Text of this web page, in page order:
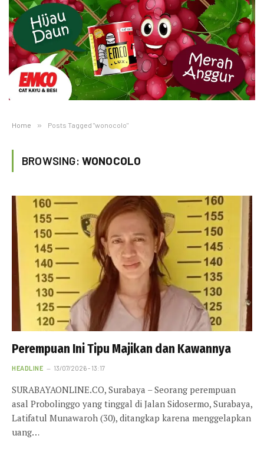
Home » Posts Tagged "wonocolo"
BROWSING: WONOCOLO
Perempuan Ini Tipu Majikan dan Kawannya
HEADLINE 13/07/2026 - 13:17
SURABAYAONLINE.CO, Surabaya – Seorang perempuan
asal Probolinggo yang tinggal di Jalan Sidosermo, Surabaya,
Latifatul Munawaroh (30), ditangkap karena menggelapkan
uang…